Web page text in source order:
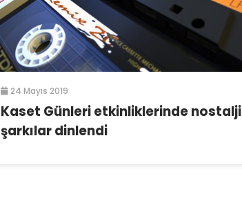
24 Mayıs 2019
Kaset Günleri etkinliklerinde nostalji
şarkılar dinlendi